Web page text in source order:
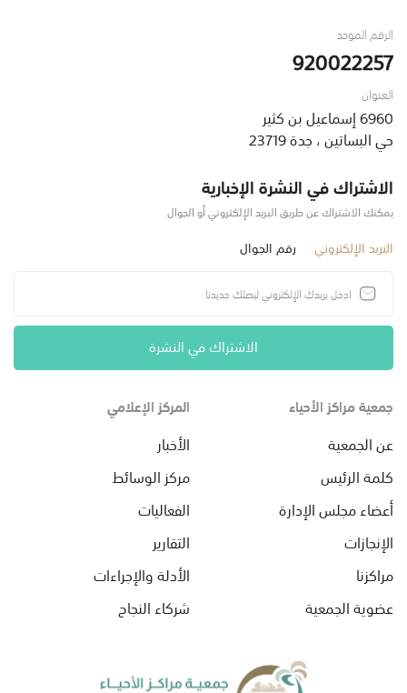
الرقم الموحد
920022257
العنوان
6960 إسماعيل بن كثير
حي البساتين ، جدة 23719
الاشتراك في النشرة الإخبارية
يمكنك الاشتراك عن طريق البريد الإلكتروني أو الجوال
البريد الإلكتروني رقم الجوال
الاشتراك في النشرة
جمعية مراكز الأحياء
عن الجمعية
كلمة الرئيس
أعضاء مجلس الإدارة
الإنجازات
مراكزنا
عضوية الجمعية
المركز الإعلامي
الأخبار
مركز الوسائط
الفعاليات
التقارير
الأدلة والإجراءات
شركاء النجاح